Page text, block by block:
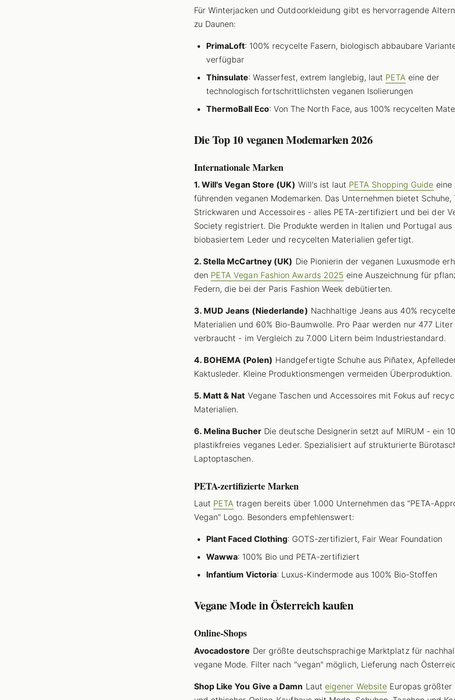
Für Winterjacken und Outdoorkleidung gibt es hervorragende
zu Daunen:
PrimaLoft: 100% recycelte Fasern, biologisch abbaubare
verfügbar
Thinsulate: Wasserfest, extrem langlebig, laut PETA eine der
technologisch fortschrittlichsten veganen Isolierungen
ThermoBall Eco: Von The North Face, aus 100% recycelten
Die Top 10 veganen Modemarken 2026
Internationale Marken
1. Will's Vegan Store (UK) Will's ist laut PETA Shopping Guide eine
führenden veganen Modemarken. Das Unternehmen bietet Schuhe,
Strickwaren und Accessoires - alles PETA-zertifiziert und bei der
Society registriert. Die Produkte werden in Italien und Portugal aus
biobasiertem Leder und recycelten Materialien gefertigt.
2. Stella McCartney (UK) Die Pionierin der veganen Luxusmode
den PETA Vegan Fashion Awards 2025 eine Auszeichnung für
Federn, die bei der Paris Fashion Week debütierten.
3. MUD Jeans (Niederlande) Nachhaltige Jeans aus 40%
Materialien und 60% Bio-Baumwolle. Pro Paar werden nur 477 Liter
verbraucht - im Vergleich zu 7.000 Litern beim Industriestandard.
4. BOHEMA (Polen) Handgefertigte Schuhe aus Piñatex,
Kaktusleder. Kleine Produktionsmengen vermeiden Überproduktion.
5. Matt & Nat Vegane Taschen und Accessoires mit Fokus auf
Materialien.
6. Melina BucherDie deutsche Designerin setzt auf MIRUM - ein
plastikfreies veganes Leder. Spezialisiert auf strukturierte
Laptoptaschen.
PETA-zertifizierte Marken
Laut PETA tragen bereits über 1.000 Unternehmen das "PETA-
Vegan" Logo. Besonders empfehlenswert:
Plant Faced Clothing: GOTS-zertifiziert, Fair Wear Foundation
Wawwa: 100% Bio und PETA-zertifiziert
Infantium Victoria: Luxus-Kindermode aus 100% Bio-Stoffen
Vegane Mode in Österreich kaufen
Online-Shops
Avocadostore Der größte deutschsprachige Marktplatz für
vegane Mode. Filter nach "vegan" möglich, Lieferung nach
Shop Like You Give a Damn Laut eigener Website Europas größter